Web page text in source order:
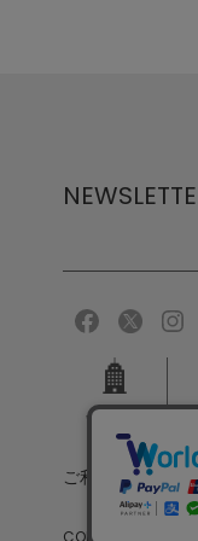
会社概要
ご利用規約